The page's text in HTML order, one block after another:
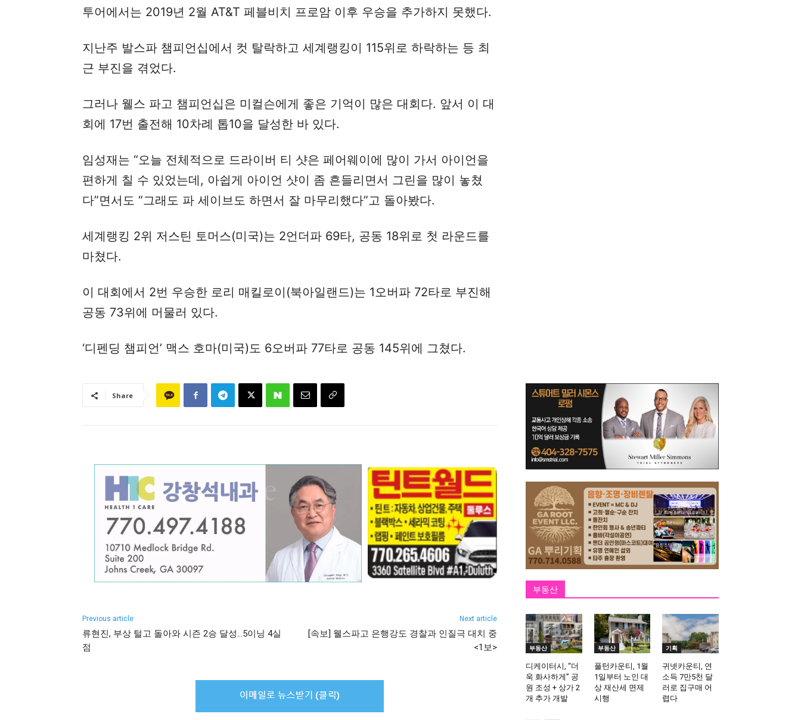
투어에서는 2019년 2월 AT&T 페블비치 프로암 이후 우승을 추가하지 못했다.
지난주 발스파 챔피언십에서 컷 탈락하고 세계랭킹이 115위로 하락하는 등 최
근 부진을 겪었다.
그러나 웰스 파고 챔피언십은 미컬슨에게 좋은 기억이 많은 대회다. 앞서 이 대
회에 17번 출전해 10차례 톱10을 달성한 바 있다.
임성재는 “오늘 전체적으로 드라이버 티 샷은 페어웨이에 많이 가서 아이언을
편하게 칠 수 있었는데, 아쉽게 아이언 샷이 좀 흔들리면서 그린을 많이 놓쳤
다”면서도 “그래도 파 세이브도 하면서 잘 마무리했다”고 돌아봤다.
세계랭킹 2위 저스틴 토머스(미국)는 2언더파 69타, 공동 18위로 첫 라운드를
마쳤다.
이 대회에서 2번 우승한 로리 매킬로이(북아일랜드)는 1오버파 72타로 부진해
공동 73위에 머물러 있다.
‘디펜딩 챔피언’ 맥스 호마(미국)도 6오버파 77타로 공동 145위에 그쳤다.
Share
Previous article
류현진, 부상 털고 돌아와 시즌 2승 달성…5이닝 4실
점
Next article
[속보] 웰스파고 은행강도 경찰과 인질극 대치 중
<1보>
부동산
부동산
디케이터시, “더
욱 화사하게” 공
원 조성 + 상가 2
개 추가 개발
부동산
풀턴카운티, 1월
1일부터 노인 대
상 재산세 면제
시행
기획
귀넷카운티, 연
소득 7만5천 달
러로 집구매 어
렵다